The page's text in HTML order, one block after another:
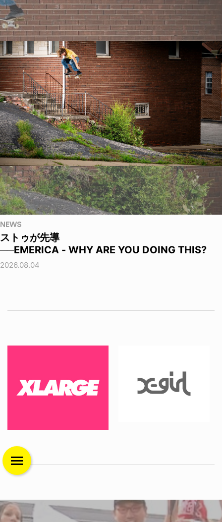
NEWS
ストゥが先導
──EMERICA - WHY ARE YOU DOING THIS?
2026.08.04